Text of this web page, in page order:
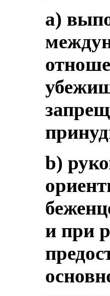
a)
b)
и при